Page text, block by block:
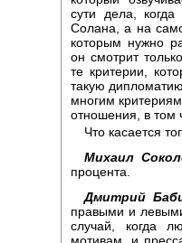
сути дела,
Солана, а на
которым нужно
он смотрит
те критерии,
такую
многим
отношения, в том
Что касается
Михаил
процента.
Дмитрий
правыми и
случай, когда
мотивам, и